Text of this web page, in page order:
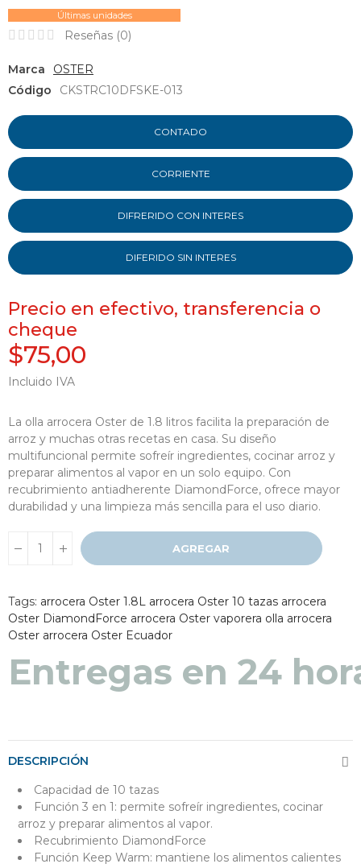
Últimas unidades
Reseñas (0)
Marca
OSTER
Código
CKSTRC10DFSKE-013
CONTADO
CORRIENTE
DIFRERIDO CON INTERES
DIFERIDO SIN INTERES
Precio en efectivo, transferencia o
cheque
$75,00
Incluido IVA
La olla arrocera Oster de 1.8 litros facilita la preparación de
arroz y muchas otras recetas en casa. Su diseño
multifuncional permite sofreír ingredientes, cocinar arroz y
preparar alimentos al vapor en un solo equipo. Con
recubrimiento antiadherente DiamondForce, ofrece mayor
durabilidad y una limpieza más sencilla para el uso diario.
AGREGAR
Tags: arrocera Oster 1.8L arrocera Oster 10 tazas arrocera
Oster DiamondForce arrocera Oster vaporera olla arrocera
Oster arrocera Oster Ecuador
Entregas en 24
DESCRIPCIÓN
Capacidad de 10 tazas
Función 3 en 1: permite sofreír ingredientes, cocinar
arroz y preparar alimentos al vapor.
Recubrimiento DiamondForce
Función Keep Warm: mantiene los alimentos calientes